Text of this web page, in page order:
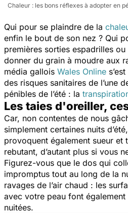
Chaleur : les bons réflexes à adopter en
Qui pour se plaindre de la
enfin le bout de son nez ? Qui
premières sorties espadrilles
donner du grain à moudre aux
média gallois Wales Online
des risques sanitaires de l’une
pénibles de l’été : la
Les taies d'oreiller,
Car, non contentes de nous
simplement certaines nuits
provoquent également sueur et
rebutant, d’autant plus si vous
Figurez-vous que le dos qui
impromptus tout au long de la
ravages de l’air chaud : les
avec votre peau font
nuitées.